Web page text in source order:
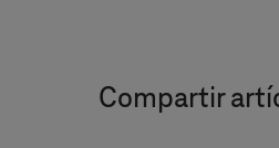
Compartir